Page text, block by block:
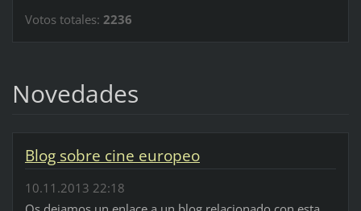
Votos totales: 2236
Novedades
Blog sobre cine europeo
10.11.2013 22:18